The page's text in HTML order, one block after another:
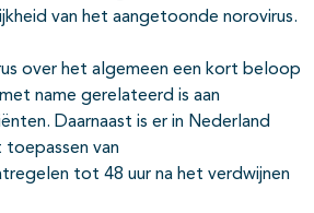
van het aangetoonde norovirus.
over het algemeen een kort beloop
name gerelateerd is aan
Daarnaast is er in Nederland
van
tot 48 uur na het verdwijnen